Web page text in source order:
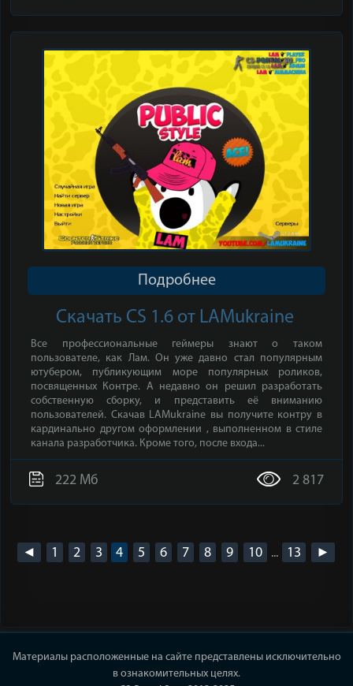
Скачать CS 1.6 от LAMukraine
Все профессиональные геймеры знают о таком
пользователе, как Лам. Он уже давно стал популярным
ютубером, публикующим море популярных роликов,
посвященных Контре. А недавно он решил разработать
собственную сборку, и представить её вниманию
пользователей. Скачав LAMukraine вы получите контру в
кардинально другом оформлении , выполненном в стиле
канала разработчика. Кроме того, после входа...
222 Мб 2 817
Подробнее
◄ 1 2 3 4 5 6 7 8 9 10 ... 13 ►
Материалы расположенные на сайте представлены исключительно
в ознакомительных целях.